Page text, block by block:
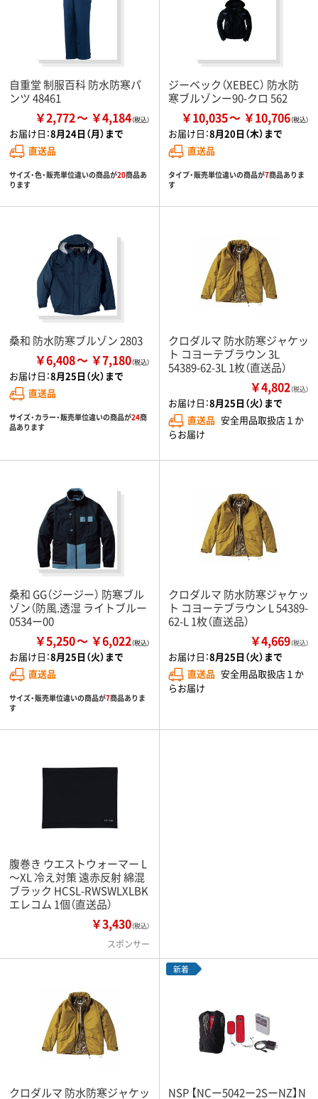
自重堂 制服百科 防水防寒パ
ンツ 48461
￥2,772 ￥4,184
お届け日：8月24日（月）まで
直送品
サイズ・色・販売単位違いの商品が20商品あ
ります
ジーベック（XEBEC） 防水防
寒ブルゾンー90-クロ 562
￥10,035 ￥10,706
お届け日：8月20日（木）まで
直送品
タイプ・販売単位違いの商品が7商品ありま
す
桑和 防水防寒ブルゾン 2803
￥6,408 ￥7,180
お届け日：8月25日（火）まで
直送品
サイズ・カラー・販売単位違いの商品が24商
品あります
クロダルマ 防水防寒ジャケッ
ト コヨーテブラウン 3L
54389-62-3L 1枚（直送品）
￥4,802（税込）
お届け日：8月25日（火）まで
直送品 安全用品取扱店１か
らお届け
桑和 GG（ジージー） 防寒ブル
ゾン（防風.透湿 ライトブルー
0534ー00
￥5,250 ￥6,022
お届け日：8月25日（火）まで
直送品
サイズ・販売単位違いの商品が7商品ありま
す
クロダルマ 防水防寒ジャケッ
ト コヨーテブラウン L 54389-
62-L 1枚（直送品）
￥4,669（税込）
お届け日：8月25日（火）まで
直送品 安全用品取扱店１か
らお届け
腹巻き ウエストウォーマー L
～XL 冷え対策 遠赤反射 綿混
ブラック HCSL-RWSWLXLBK
エレコム 1個（直送品）
￥3,430（税込）
スポンサー
クロダルマ 防水防寒ジャケッ
新着
NSP 【NCー5042ー2SーNZ】N